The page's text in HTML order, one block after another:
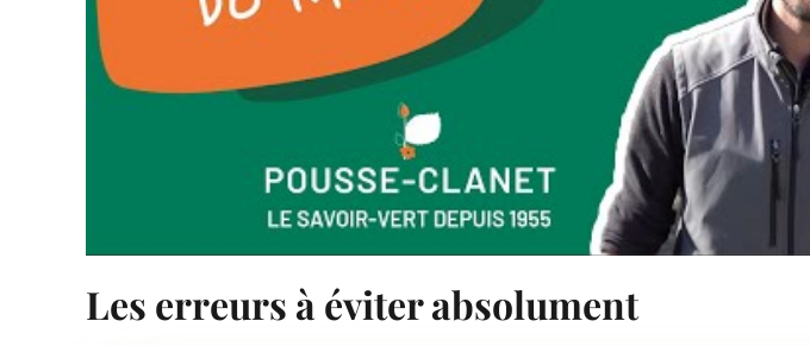
Les erreurs à éviter absolument